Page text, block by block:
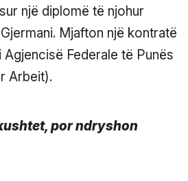
një diplomë të njohur
Mjafton një kontratë
Agjencisë Federale të Punës
Arbeit).
por ndryshon